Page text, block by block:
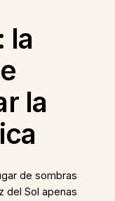
la
la
de sombras
del Sol apenas